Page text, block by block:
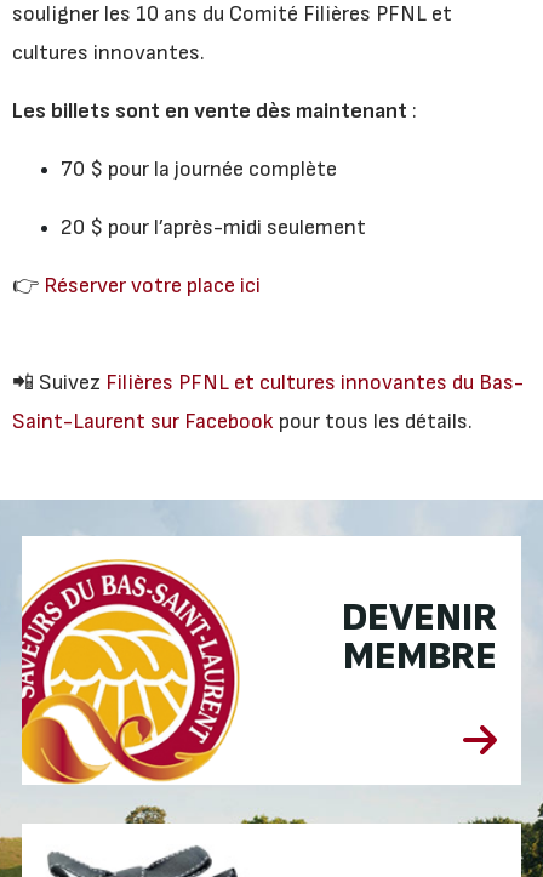
souligner les 10 ans du Comité Filières PFNL et
cultures innovantes.
Les billets sont en vente dès maintenant :
70 $ pour la journée complète
20 $ pour l’après-midi seulement
👉 Réserver votre place ici
📲 Suivez Filières PFNL et cultures innovantes du Bas-
Saint-Laurent sur Facebook pour tous les détails.
DEVENIR
MEMBRE